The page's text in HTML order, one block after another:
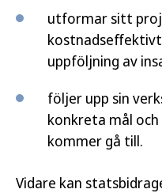
utformar sitt
uppföljning av
följer upp sin
konkreta mål
kommer gå till.
Vidare kan